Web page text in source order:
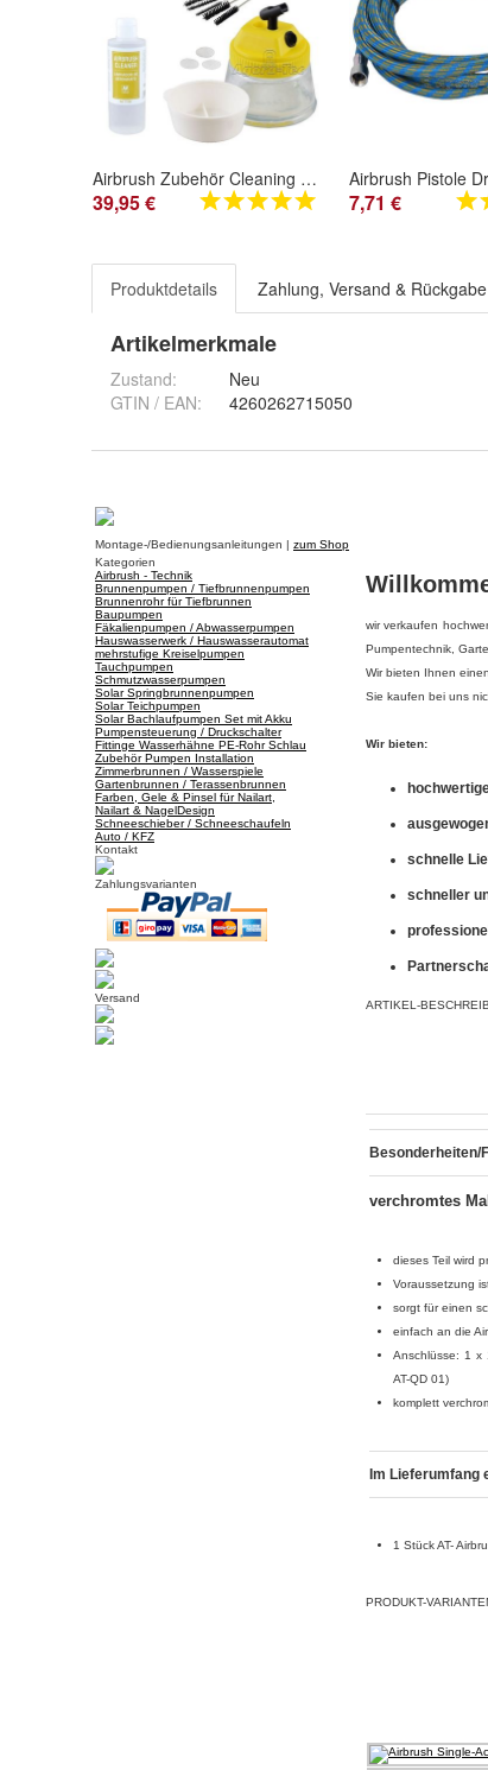
Airbrush Zubehör Cleaning Pot Bürsten Nadeln Reinigungs set Pistole säubern
39,95 € 7,71 €
Produktdetails Zahlung, Versand & Rückgabe
Artikelmerkmale
Zustand:
Neu
GTIN / EAN:
4260262715050